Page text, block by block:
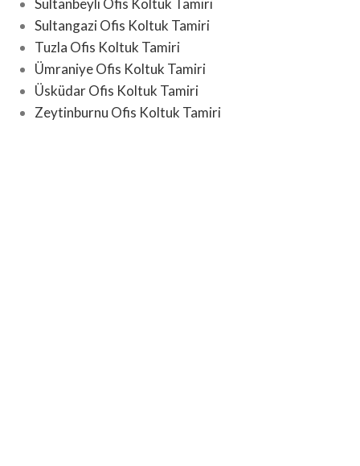
Sultanbeyli Ofis Koltuk Tamiri
Sultangazi Ofis Koltuk Tamiri
Tuzla Ofis Koltuk Tamiri
Ümraniye Ofis Koltuk Tamiri
Üsküdar Ofis Koltuk Tamiri
Zeytinburnu Ofis Koltuk Tamiri